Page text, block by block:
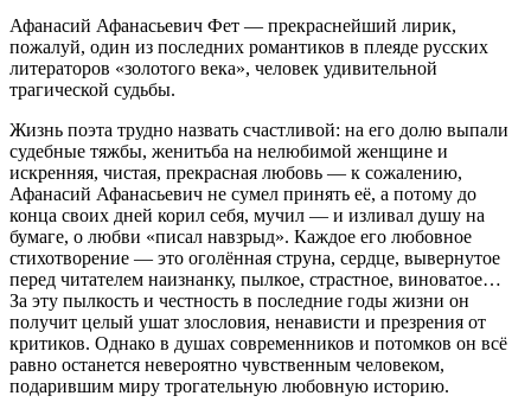
Афанасий Афанасьевич Фет — прекраснейший лирик,
пожалуй, один из последних романтиков в плеяде русских
литераторов «золотого века», человек удивительной
трагической судьбы.
Жизнь поэта трудно назвать счастливой: на его долю выпали
судебные тяжбы, женитьба на нелюбимой женщине и
искренняя, чистая, прекрасная любовь — к сожалению,
Афанасий Афанасьевич не сумел принять её, а потому до
конца своих дней корил себя, мучил — и изливал душу на
бумаге, о любви «писал навзрыд». Каждое его любовное
стихотворение — это оголённая струна, сердце, вывернутое
перед читателем наизнанку, пылкое, страстное, виноватое…
За эту пылкость и честность в последние годы жизни он
получит целый ушат злословия, ненависти и презрения от
критиков. Однако в душах современников и потомков он всё
равно останется невероятно чувственным человеком,
подарившим миру трогательную любовную историю.